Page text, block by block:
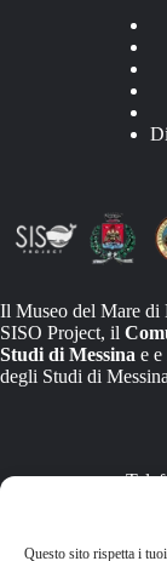
Questo sito rispetta i
Il Museo del Mare di
SISO Project, il
Studi di Messina e e
degli Studi di Messina